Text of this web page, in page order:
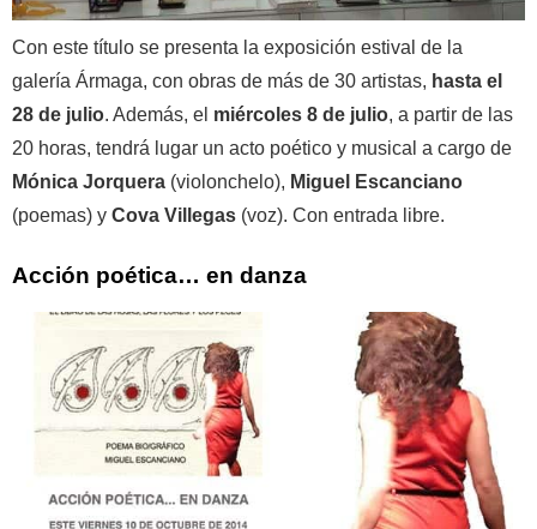
Con este título se presenta la exposición estival de la
galería Ármaga, con obras de más de 30 artistas, hasta el
28 de julio. Además, el miércoles 8 de julio, a partir de las
20 horas, tendrá lugar un acto poético y musical a cargo de
Mónica Jorquera (violonchelo), Miguel Escanciano
(poemas) y Cova Villegas (voz). Con entrada libre.
Acción poética… en danza